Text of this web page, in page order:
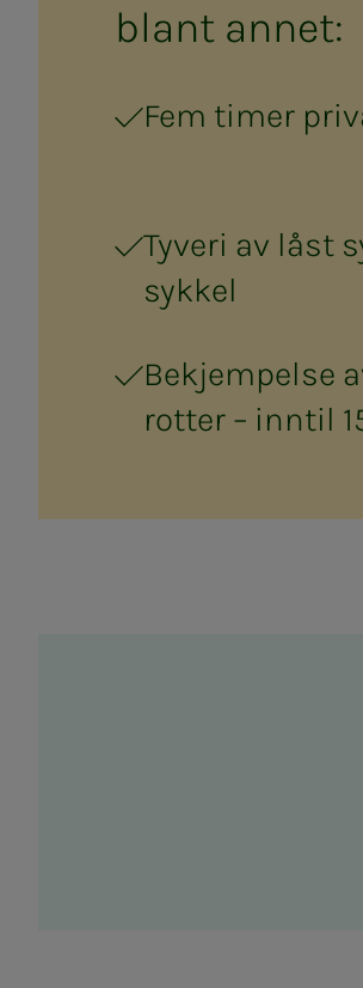
blant an­­­net:
Fem timer
Tyveri av låst
sykkel
Bekjempelse
rotter – inntil